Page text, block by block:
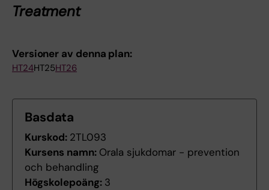
Treatment
Versioner av denna plan:
HT24HT25HT26
Basdata
Kurskod: 2TL093
Kursens namn: Orala sjukdomar - prevention
och behandling
Högskolepoäng: 3